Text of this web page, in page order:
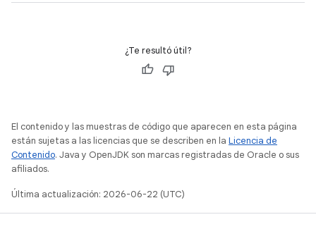
¿Te resultó útil?
El contenido y las muestras de código que aparecen en esta página
están sujetas a las licencias que se describen en la Licencia de
Contenido. Java y OpenJDK son marcas registradas de Oracle o sus
afiliados.
Última actualización: 2026-06-22 (UTC)